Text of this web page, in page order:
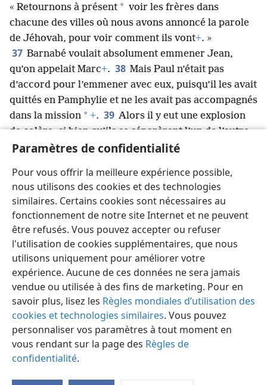
Paramètres de confidentialité
Pour vous offrir la meilleure expérience possible,
nous utilisons des cookies et des technologies
similaires. Certains cookies sont nécessaires au
fonctionnement de notre site Internet et ne peuvent
être refusés. Vous pouvez accepter ou refuser
l'utilisation de cookies supplémentaires, que nous
utilisons uniquement pour améliorer votre
expérience. Aucune de ces données ne sera jamais
vendue ou utilisée à des fins de marketing. Pour en
savoir plus, lisez les Règles mondiales d’utilisation des
cookies et technologies similaires. Vous pouvez
personnaliser vos paramètres à tout moment en
vous rendant sur la page des Règles de
confidentialité.
« Retournons à présent * voir les frères dans
chacune des villes où nous avons annoncé la parole
de Jéhovah, pour voir comment ils vont+. »
37 Barnabé voulait absolument emmener Jean,
qu’on appelait Marc+. 38 Mais Paul n’était pas
d’accord pour l’emmener avec eux, puisqu’il les avait
quittés en Pamphylie et ne les avait pas accompagnés
dans la mission * +. 39 Alors il y eut une explosion
de colère, si bien qu’ils se séparèrent l’un de l’autre.
Barnabé+prit Marc avec lui et embarqua pour
confié par les frères à la faveur imméritée de
Jéhovah, il partit+ . 41 Il traversa la Syrie et la
Cilicie, fortifiant les assemblées.
Français Partager Préférences
Copyright© 2026 Watch Tower Bible and Tract Society of Pennsylvania
Conditions d’utilisation
Règles de confidentialité
Paramètres de confidentialité
JW.ORG